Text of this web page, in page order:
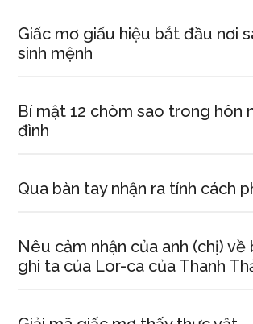
Giấc mơ giấu hiệu bắt đầu nơi
sinh mệnh
Bí mật 12 chòm sao trong hôn
đình
Qua bàn tay nhận ra tính cách
Nêu cảm nhận của anh (chị) về
ghi ta của Lor-ca của Thanh